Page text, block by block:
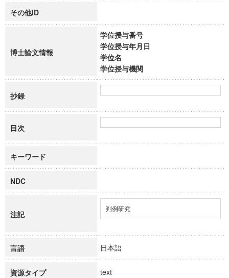
その他ID
博士論文情報
学位授与番号
学位授与年月日
学位名
学位授与機関
抄録
目次
キーワード
NDC
注記
判例研究
言語 日本語
資源タイプ text